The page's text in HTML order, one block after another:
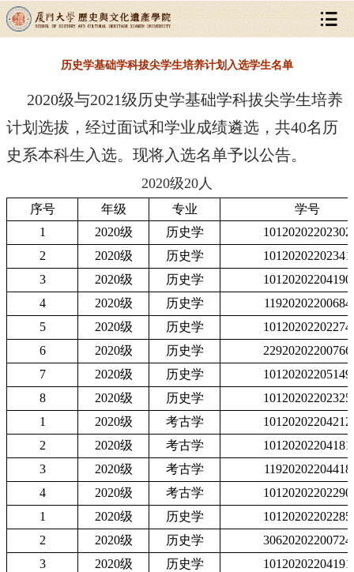
历史学基础学科拔尖学生培养计划入选学生名单
2020级与2021级历史学基础学科拔尖学生培养
计划选拔，经过面试和学业成绩遴选，共40名历
史系本科生入选。现将入选名单予以公告。
2020级20人
序号 年级 专业
学号
1
2020级 历史学
10120202202302
2
2020级 历史学
10120202202341
3
2020级 历史学
10120202204190
4
2020级 历史学
11920202200684
5
2020级 历史学
10120202202274
6
2020级 历史学
22920202200766
7
2020级 历史学
10120202205149
8
2020级 历史学
10120202202325
1
2020级 考古学
10120202204212
2
2020级 考古学
10120202204181
3
2020级 考古学
11920202204418
4
2020级 考古学
10120202202290
1
2020级 历史学
10120202202285
2
2020级 历史学
30620202200724
3
2020级 历史学
10120202204191